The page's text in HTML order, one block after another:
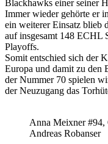
Blackhawks einer seiner
Immer wieder gehörte er
ein weiterer Einsatz blieb
auf insgesamt 148 ECHL
Playoffs.
Somit entschied sich der
Europa und damit zu
der Nummer 70 spielen
der Neuzugang das
Anna Meixner #94,
Andreas Robanser